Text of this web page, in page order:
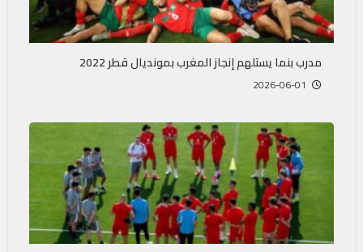
مدرب بنما يستلهم إنجاز المغرب بمونديال قطر 2022